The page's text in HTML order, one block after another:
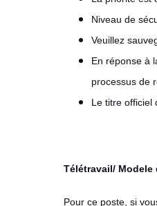
Niveau de
Veuillez
En réponse à
processus de
Le titre officiel
Télétravail/
Pour ce poste, si